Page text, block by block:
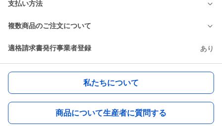
支払い方法
複数商品のご注文について
適格請求書発行事業者登録 あり
私たちについて
商品について生産者に質問する